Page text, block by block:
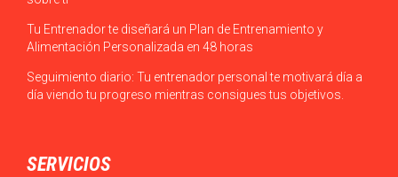
Tu Entrenador te diseñará un Plan de Entrenamiento y
Alimentación Personalizada en 48 horas
Seguimiento diario: Tu entrenador personal te motivará día a
día viendo tu progreso mientras consigues tus objetivos.
SERVICIOS